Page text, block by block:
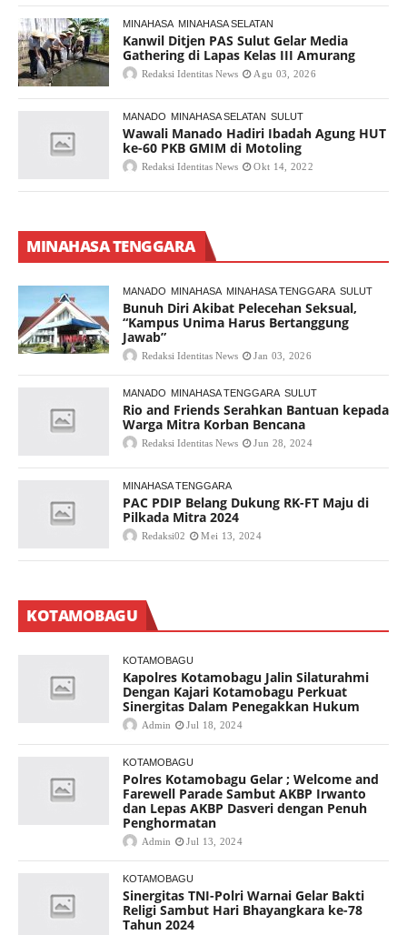
MINAHASA MINAHASA SELATAN
Kanwil Ditjen PAS Sulut Gelar Media
Gathering di Lapas Kelas III Amurang
Redaksi Identitas News Agu 03, 2026
MANADO MINAHASA SELATAN SULUT
Wawali Manado Hadiri Ibadah Agung HUT
ke-60 PKB GMIM di Motoling
Redaksi Identitas News Okt 14, 2022
MINAHASA TENGGARA
MANADO MINAHASA MINAHASA TENGGARA SULUT
Bunuh Diri Akibat Pelecehan Seksual,
“Kampus Unima Harus Bertanggung
Jawab”
Redaksi Identitas News Jan 03, 2026
MANADO MINAHASA TENGGARA SULUT
Rio and Friends Serahkan Bantuan kepada
Warga Mitra Korban Bencana
Redaksi Identitas News Jun 28, 2024
MINAHASA TENGGARA
PAC PDIP Belang Dukung RK-FT Maju di
Pilkada Mitra 2024
Redaksi02 Mei 13, 2024
KOTAMOBAGU
KOTAMOBAGU
Kapolres Kotamobagu Jalin Silaturahmi
Dengan Kajari Kotamobagu Perkuat
Sinergitas Dalam Penegakkan Hukum
Admin Jul 18, 2024
KOTAMOBAGU
Polres Kotamobagu Gelar ; Welcome and
Farewell Parade Sambut AKBP Irwanto
dan Lepas AKBP Dasveri dengan Penuh
Penghormatan
Admin Jul 13, 2024
KOTAMOBAGU
Sinergitas TNI-Polri Warnai Gelar Bakti
Religi Sambut Hari Bhayangkara ke-78
Tahun 2024